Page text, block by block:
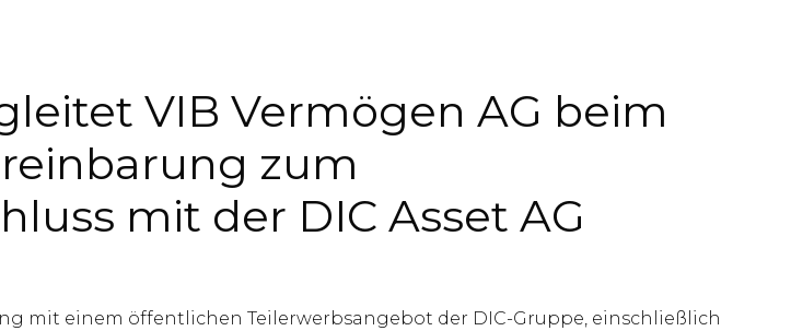
VIB Vermögen AG beim
zum
mit der DIC Asset AG
mit einem öffentlichen Teilerwerbsangebot der DIC-Gruppe, einschließlich